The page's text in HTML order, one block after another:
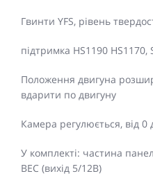
Гвинти YFS, рівень
підтримка HS1190 HS1170,
Положення двигуна
вдарити по двигуну
Камера регулюється, від 0
У комплекті: частина
BEC (вихід 5/12В)